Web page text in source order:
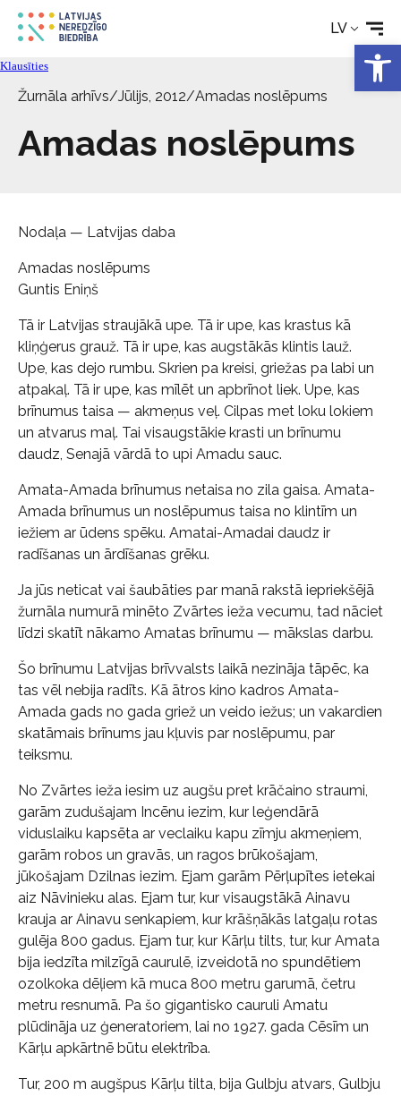
LV
Aktualitātes
Pakalpojumi
Par biedrību
Klausīties
Žurnāla arhīvs/Jūlijs, 2012/Amadas noslēpums
Amadas noslēpums
Nodaļa — Latvijas daba
Amadas noslēpums
Guntis Eniņš
Tā ir Latvijas straujākā upe. Tā ir upe, kas krastus kā
kliņģerus grauž. Tā ir upe, kas augstākās klintis lauž.
Upe, kas dejo rumbu. Skrien pa kreisi, griežas pa labi un
atpakaļ. Tā ir upe, kas mīlēt un apbrīnot liek. Upe, kas
brīnumus taisa — akmeņus veļ. Cilpas met loku lokiem
un atvarus maļ. Tai visaugstākie krasti un brīnumu
daudz, Senajā vārdā to upi Amadu sauc.
Amata-Amada brīnumus netaisa no zila gaisa. Amata-
Amada brīnumus un noslēpumus taisa no klintīm un
iežiem ar ūdens spēku. Amatai-Amadai daudz ir
radīšanas un ārdīšanas grēku.
Ja jūs neticat vai šaubāties par manā rakstā iepriekšējā
žurnāla numurā minēto Zvārtes ieža vecumu, tad nāciet
līdzi skatīt nākamo Amatas brīnumu — mākslas darbu.
Šo brīnumu Latvijas brīvvalsts laikā nezināja tāpēc, ka
tas vēl nebija radīts. Kā ātros kino kadros Amata-
Amada gads no gada griež un veido iežus; un vakardien
skatāmais brīnums jau kļuvis par noslēpumu, par
teiksmu.
No Zvārtes ieža iesim uz augšu pret krāčaino straumi,
garām zudušajam Incēnu iezim, kur leģendārā
viduslaiku kapsēta ar veclaiku kapu zīmju akmeņiem,
garām robos un gravās, un ragos brūkošajam,
jūkošajam Dzilnas iezim. Ejam garām Pērļupītes ietekai
aiz Nāvinieku alas. Ejam tur, kur visaugstākā Ainavu
krauja ar Ainavu senkapiem, kur krāšņākās latgaļu rotas
gulēja 800 gadus. Ejam tur, kur Kārļu tilts, tur, kur Amata
bija iedzīta milzīgā caurulē, izveidotā no spundētiem
ozolkoka dēļiem kā muca 800 metru garumā, četru
metru resnumā. Pa šo gigantisko cauruli Amatu
plūdināja uz ģeneratoriem, lai no 1927. gada Cēsīm un
Kārļu apkārtnē būtu elektrība.
Tur, 200 m augšpus Kārļu tilta, bija Gulbju atvars, Gulbju